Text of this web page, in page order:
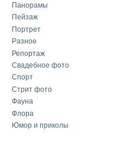
Панорамы
Пейзаж
Портрет
Разное
Репортаж
Свадебное фото
Спорт
Стрит фото
Фауна
Флора
Юмор и приколы